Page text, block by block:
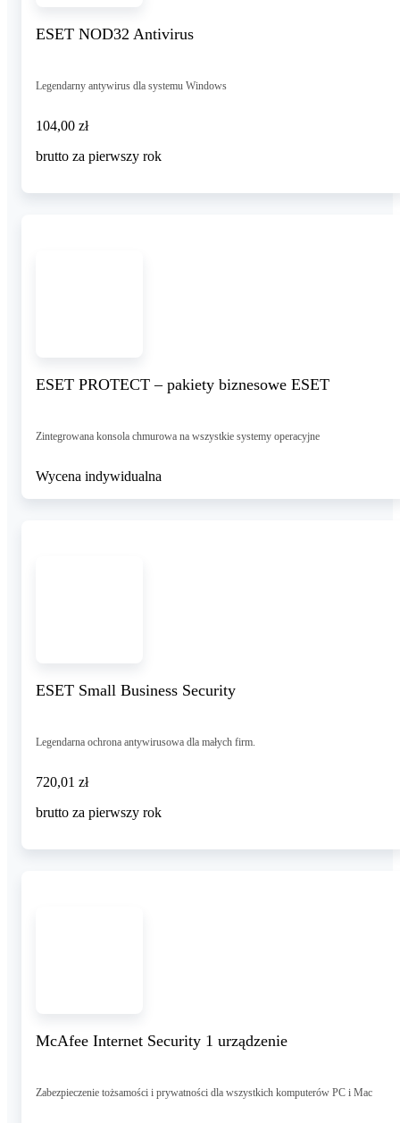
ESET NOD32 Antivirus
Legendarny antywirus dla systemu Windows
104,00 zł
104,00 zł
brutto za pierwszy rok
ESET PROTECT – pakiety biznesowe ESET
Zintegrowana konsola chmurowa na wszystkie systemy operacyjne
Wycena indywidualna
ESET Small Business Security
Legendarna ochrona antywirusowa dla małych firm.
720,01 zł
720,01 zł
brutto za pierwszy rok
McAfee Internet Security 1 urządzenie
Zabezpieczenie tożsamości i prywatności dla wszystkich komputerów PC i Mac